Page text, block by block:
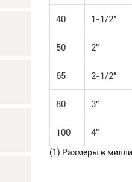
40 1-1/2"
50 2"
65 2-1/2"
80 3"
100 4"
(1) Размеры в